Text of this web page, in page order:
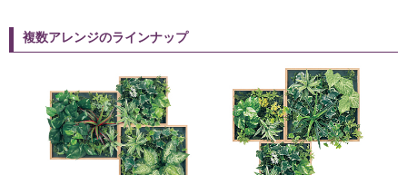
複数アレンジのラインナップ